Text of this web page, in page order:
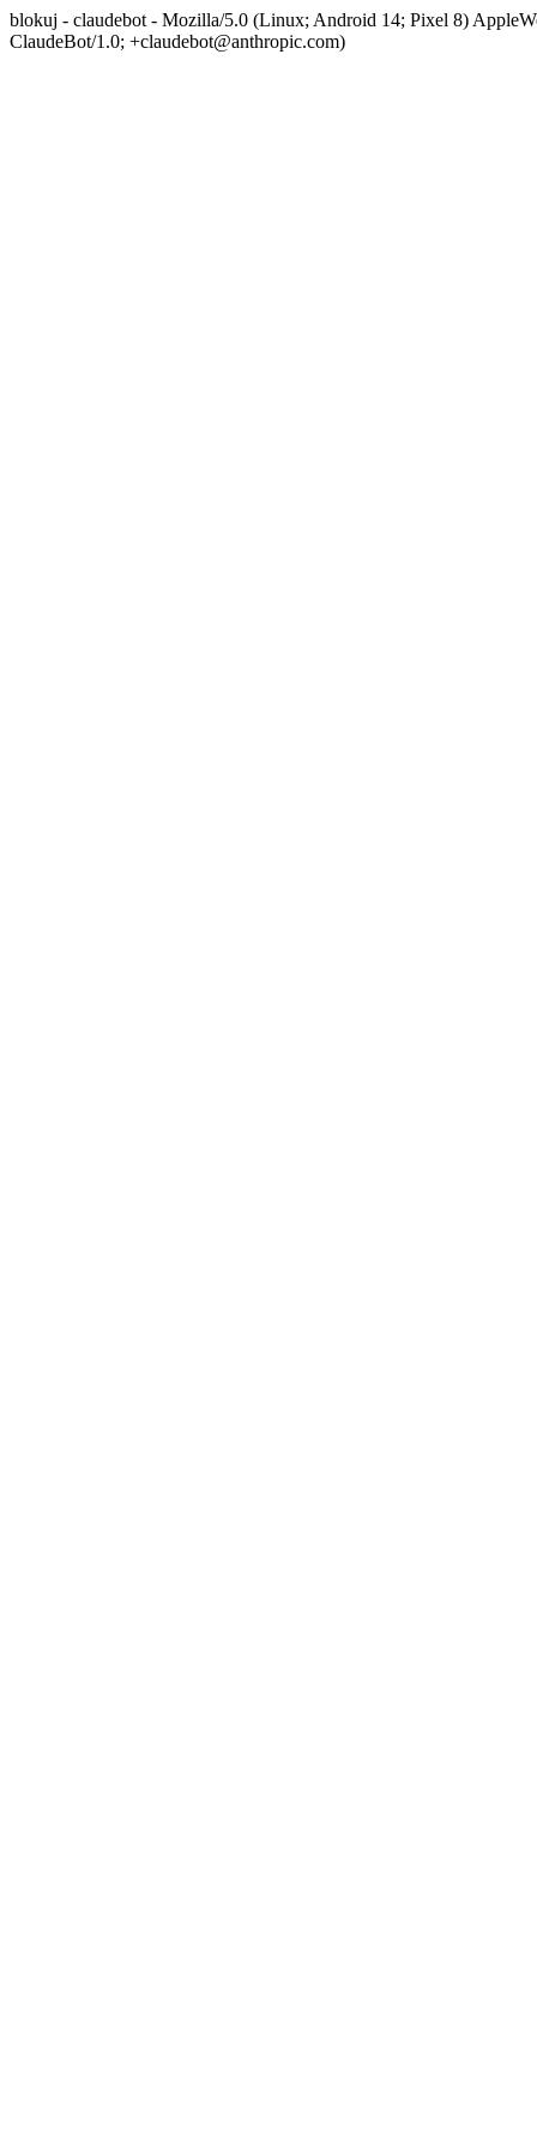
blokuj - claudebot - Mozilla/5.0 (Linux; Android 14; Pixel 8)
ClaudeBot/1.0; +claudebot@anthropic.com)